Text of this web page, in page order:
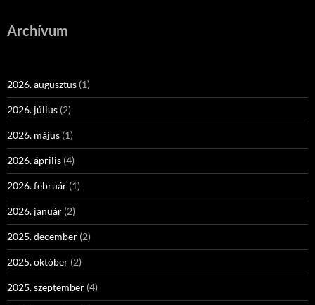
Archívum
2026. augusztus (1)
2026. július (2)
2026. május (1)
2026. április (4)
2026. február (1)
2026. január (2)
2025. december (2)
2025. október (2)
2025. szeptember (4)